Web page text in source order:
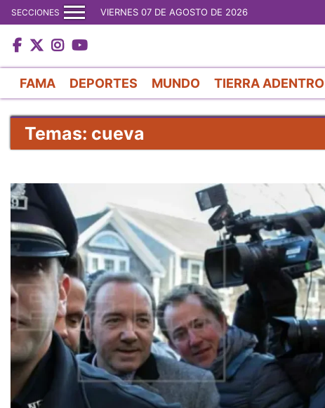
SECCIONES VIERNES 07 DE AGOSTO DE 2026
FAMA DEPORTES MUNDO TIERRA ADENTRO
Temas: cueva